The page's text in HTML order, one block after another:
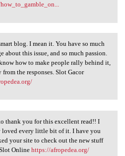
blog. I mean
blog. I mean it. You have so much
about this issue, and so much passion.
how to make people rally behind it,
the responses. Slot Gacor
thank you for
thank you for this excellent read!! I
every little bit of it. I have you
your site to check out the new stuff
Online https://afropedea.org/